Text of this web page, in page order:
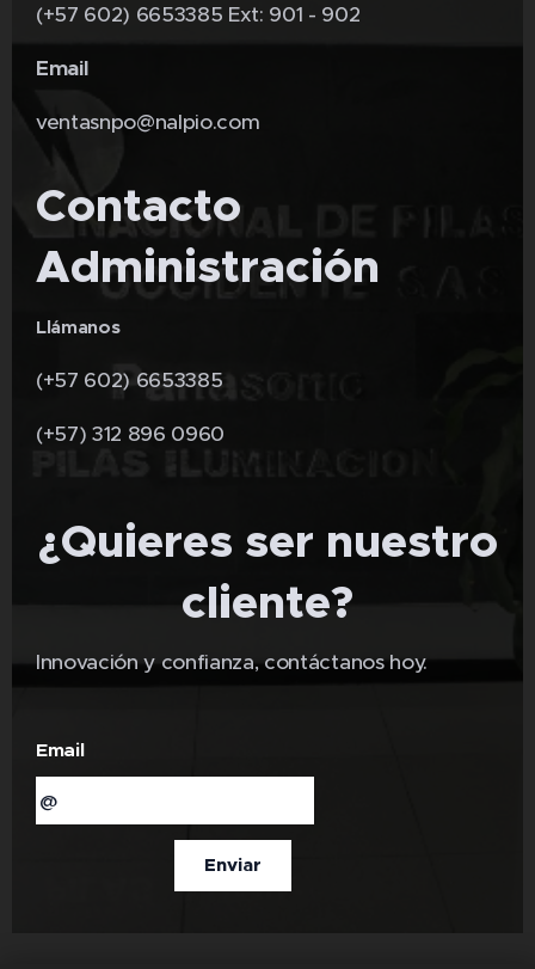
(+57 602) 6653385 Ext: 901 - 902
Email
ventasnpo@nalpio.com
Contacto
Administración
Llámanos
(+57 602) 6653385
(+57) 312 896 0960
¿Quieres ser nuestro
cliente?
Innovación y confianza, contáctanos hoy.
Email
Enviar